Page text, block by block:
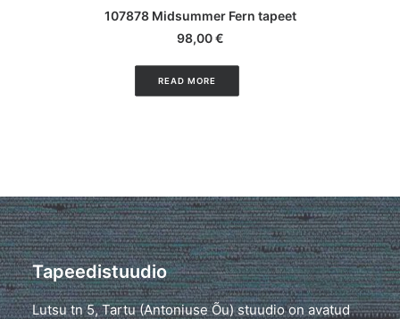
107878 Midsummer Fern tapeet
98,00€
READ MORE
Tapeedistuudio
Lutsu tn 5, Tartu (Antoniuse Õu) stuudio on avatud